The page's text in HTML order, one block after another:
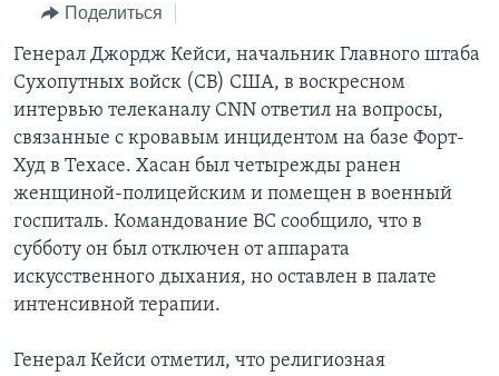
навигации
Перейти
поиск
ИТОГИ
ПОЧЕМУ ЭТО ВАЖНО?
ДИСКУССИЯ VOA
ДЕТАЛИ
НЬЮ-ЙОРК NEW YORK
АМЕРИКА. БОЛЬШОЕ ПУТЕШЕСТВИЕ
НАША АМЕРИКАНСКАЯ ИСТОРИЯ
А КАК В АМЕРИКЕ?
АРТЕФАКТЫ
АМЕРИКАНСКИЕ ГОРОДКИ
ТЕСТЫ
ИНТЕРВЬЮ
ФАКТЫ ПРОТИВ ФЕЙКОВ
ЗА СВОБОДУ ПРЕССЫ
УЧИМ АНГЛИЙСКИЙ
ВИДЕО
ПОДПИСКА НА НОВОСТИ
Learning English
Поделиться
Генерал Джордж Кейси, начальник Главного штаба
Сухопутных войск (СВ) США, в воскресном
интервью телеканалу CNN ответил на вопросы,
связанные с кровавым инцидентом на базе Форт-
Худ в Техасе. Хасан был четырежды ранен
женщиной-полицейским и помещен в военный
госпиталь. Командование ВС сообщило, что в
субботу он был отключен от аппарата
искусственного дыхания, но оставлен в палате
интенсивной терапии.
Генерал Кейси отметил, что религиозная